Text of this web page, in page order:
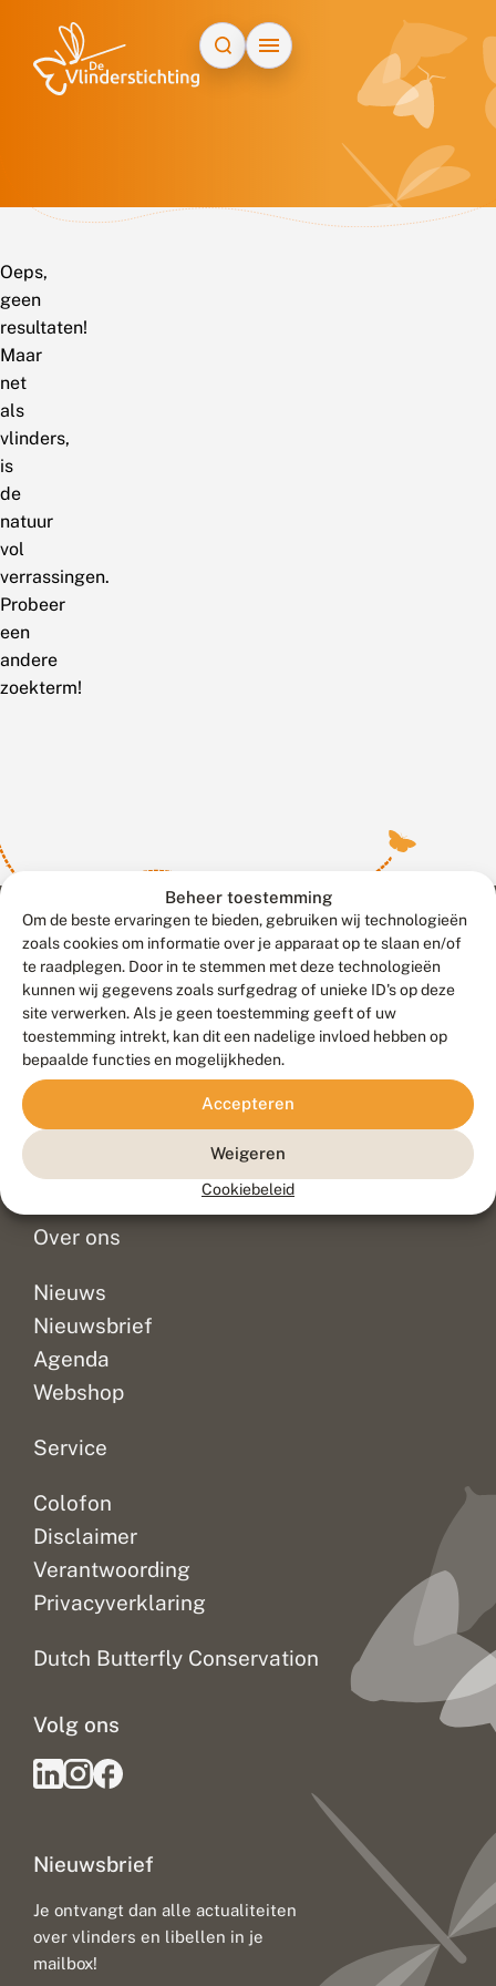
Beheer toestemming
Om de beste ervaringen te bieden, gebruiken wij technologieën
zoals cookies om informatie over je apparaat op te slaan en/of
te raadplegen. Door in te stemmen met deze technologieën
kunnen wij gegevens zoals surfgedrag of unieke ID's op deze
site verwerken. Als je geen toestemming geeft of uw
toestemming intrekt, kan dit een nadelige invloed hebben op
bepaalde functies en mogelijkheden.
Accepteren
Weigeren
Cookiebeleid
Oeps,
geen
resultaten!
Maar
net
als
vlinders,
is
de
natuur
vol
verrassingen.
Probeer
een
andere
zoekterm!
Contact
Veelgestelde vragen
Doneer
Over ons
Nieuws
Nieuwsbrief
Agenda
Webshop
Service
Colofon
Disclaimer
Verantwoording
Privacyverklaring
Dutch Butterfly Conservation
Nieuwsbrief
Je ontvangt dan alle actualiteiten
over vlinders en libellen in je
mailbox!
Volg ons
Meld waarnemingen© 2026 Vlinderstichting
Duurzaam ontwikkeld door
Go2People
, ontworpen door
Blue Field Agency
Privacy
Disclaimer
Sitemap